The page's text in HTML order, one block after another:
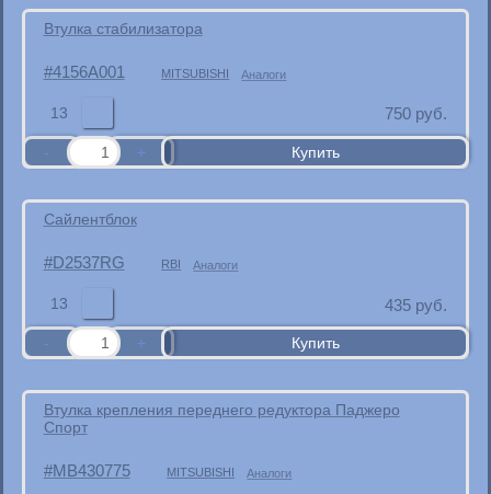
Втулка стабилизатора
4156A001 MITSUBISHI Аналоги
13 750 руб.
Сайлентблок
D2537RG RBI Аналоги
13 435 руб.
Втулка крепления переднего редуктора Паджеро
Спорт
MB430775 MITSUBISHI Аналоги